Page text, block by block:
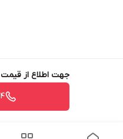
جهت اطلاع از